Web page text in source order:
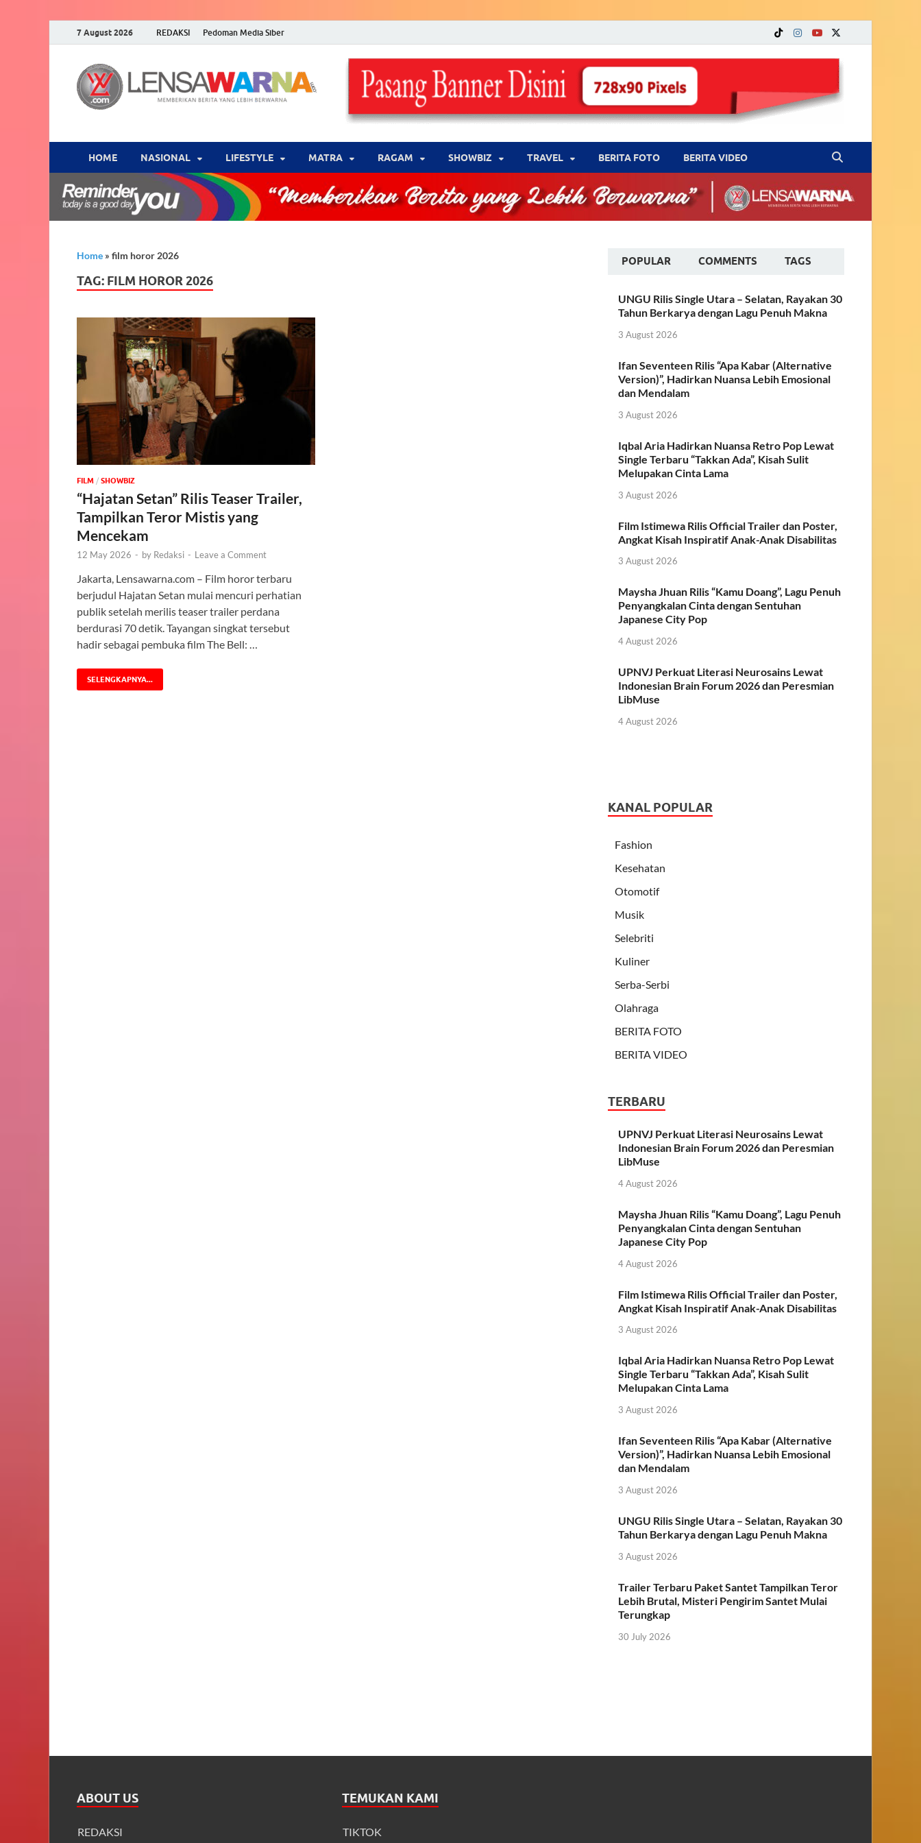
7 August 2026 REDAKSI Pedoman Media Siber
LENSA WARNA .com
Memberikan Berita yang Lebih Berwarna
HOME NASIONAL ‎LIFESTYLE MATRA ‎RAGAM ‎SHOWBIZ ‎TRAVEL BERITA FOTO BERITA VIDEO
Home » film horor 2026
TAG: FILM HOROR 2026
FILM / ‎SHOWBIZ
“Hajatan Setan” Rilis Teaser Trailer,
Tampilkan Teror Mistis yang
Mencekam
12 May 2026 - by Redaksi - Leave a Comment
Jakarta, Lensawarna.com – Film horor terbaru
berjudul Hajatan Setan mulai mencuri perhatian
publik setelah merilis teaser trailer perdana
berdurasi 70 detik. Tayangan singkat tersebut
hadir sebagai pembuka film The Bell: …
SELENGKAPNYA...
POPULAR COMMENTS TAGS
UNGU Rilis Single Utara – Selatan, Rayakan 30
Tahun Berkarya dengan Lagu Penuh Makna
3 August 2026
Ifan Seventeen Rilis “Apa Kabar (Alternative
Version)”, Hadirkan Nuansa Lebih Emosional
dan Mendalam
3 August 2026
Iqbal Aria Hadirkan Nuansa Retro Pop Lewat
Single Terbaru “Takkan Ada”, Kisah Sulit
Melupakan Cinta Lama
3 August 2026
Film Istimewa Rilis Official Trailer dan Poster,
Angkat Kisah Inspiratif Anak-Anak Disabilitas
3 August 2026
Maysha Jhuan Rilis “Kamu Doang”, Lagu Penuh
Penyangkalan Cinta dengan Sentuhan
Japanese City Pop
4 August 2026
UPNVJ Perkuat Literasi Neurosains Lewat
Indonesian Brain Forum 2026 dan Peresmian
LibMuse
4 August 2026
KANAL POPULAR
Fashion
Kesehatan
Otomotif
Musik
Selebriti
Kuliner
Serba-Serbi
Olahraga
BERITA FOTO
BERITA VIDEO
TERBARU
UPNVJ Perkuat Literasi Neurosains Lewat
Indonesian Brain Forum 2026 dan Peresmian
LibMuse
4 August 2026
Maysha Jhuan Rilis “Kamu Doang”, Lagu Penuh
Penyangkalan Cinta dengan Sentuhan
Japanese City Pop
4 August 2026
Film Istimewa Rilis Official Trailer dan Poster,
Angkat Kisah Inspiratif Anak-Anak Disabilitas
3 August 2026
Iqbal Aria Hadirkan Nuansa Retro Pop Lewat
Single Terbaru “Takkan Ada”, Kisah Sulit
Melupakan Cinta Lama
3 August 2026
Ifan Seventeen Rilis “Apa Kabar (Alternative
Version)”, Hadirkan Nuansa Lebih Emosional
dan Mendalam
3 August 2026
UNGU Rilis Single Utara – Selatan, Rayakan 30
Tahun Berkarya dengan Lagu Penuh Makna
3 August 2026
Trailer Terbaru Paket Santet Tampilkan Teror
Lebih Brutal, Misteri Pengirim Santet Mulai
Terungkap
30 July 2026
ABOUT US
REDAKSI
TEMUKAN KAMI
TIKTOK